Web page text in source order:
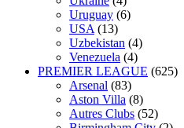
Uruguay (6)
USA (13)
Uzbekistan (4)
Venezuela (4)
PREMIER LEAGUE (625)
Arsenal (83)
Aston Villa (8)
Autres Clubs (52)